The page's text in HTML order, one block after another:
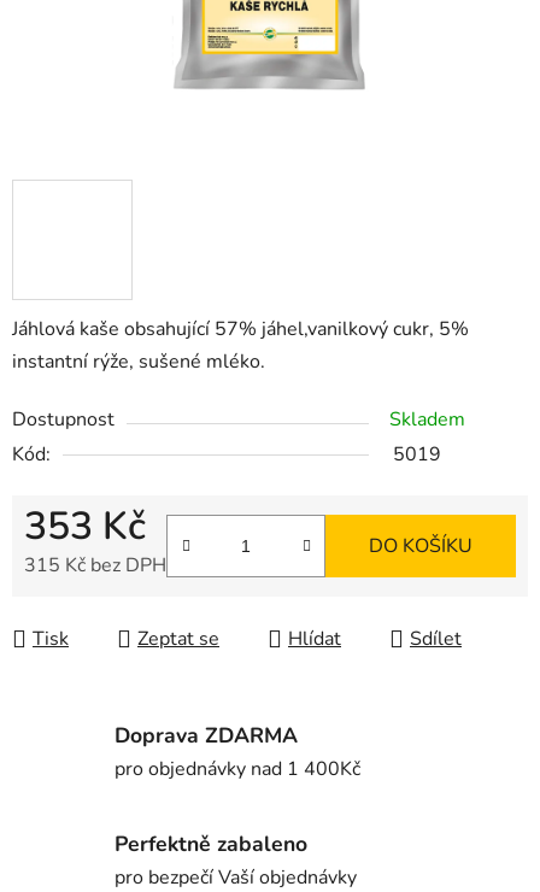
Jáhlová kaše obsahující 57% jáhel,vanilkový cukr, 5%
instantní rýže, sušené mléko.
Dostupnost
Skladem
Kód:
5019
353 Kč
315 Kč bez DPH
DO KOŠÍKU
Tisk Zeptat se Hlídat Sdílet
Doprava ZDARMA
pro objednávky nad 1 400Kč
Perfektně zabaleno
pro bezpečí Vaší objednávky